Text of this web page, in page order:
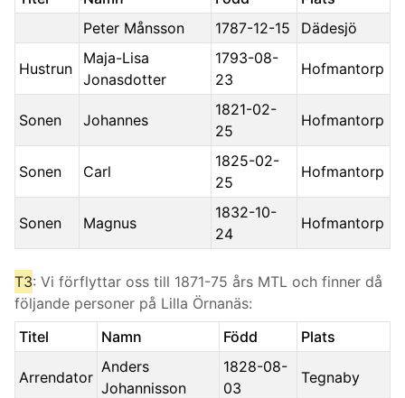
Peter Månsson
1787-12-15 Dädesjö
Hustrun
Maja-Lisa
Jonasdotter
1793-08-
23
Hofmantorp
Sonen Johannes
1821-02-
25
Hofmantorp
Sonen Carl
1825-02-
25
Hofmantorp
Sonen Magnus
1832-10-
24
Hofmantorp
T3: Vi förflyttar oss till 1871-75 års MTL och finner då
följande personer på Lilla Örnanäs:
Titel
Namn Född Plats
Arrendator
Anders
Johannisson
1828-08-
03
Tegnaby